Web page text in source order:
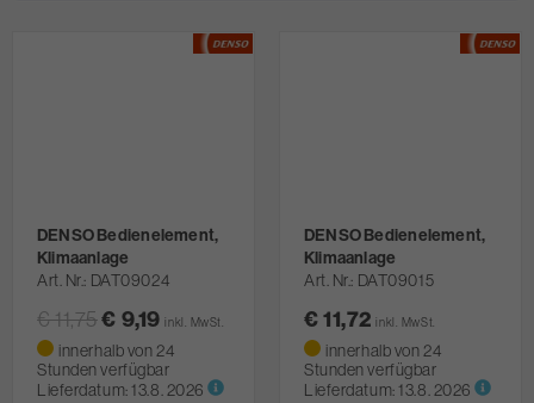
DENSO Bedienelement,
Klimaanlage
Art. Nr. DAT09024
€ 11,75€ 9,19inkl. MwSt.
innerhalb von 24
Stunden verfügbar
Lieferdatum:13.8. 2026
DENSO Bedienelement,
Klimaanlage
Art. Nr. DAT09015
€ 11,72inkl. MwSt.
innerhalb von 24
Stunden verfügbar
Lieferdatum:13.8. 2026